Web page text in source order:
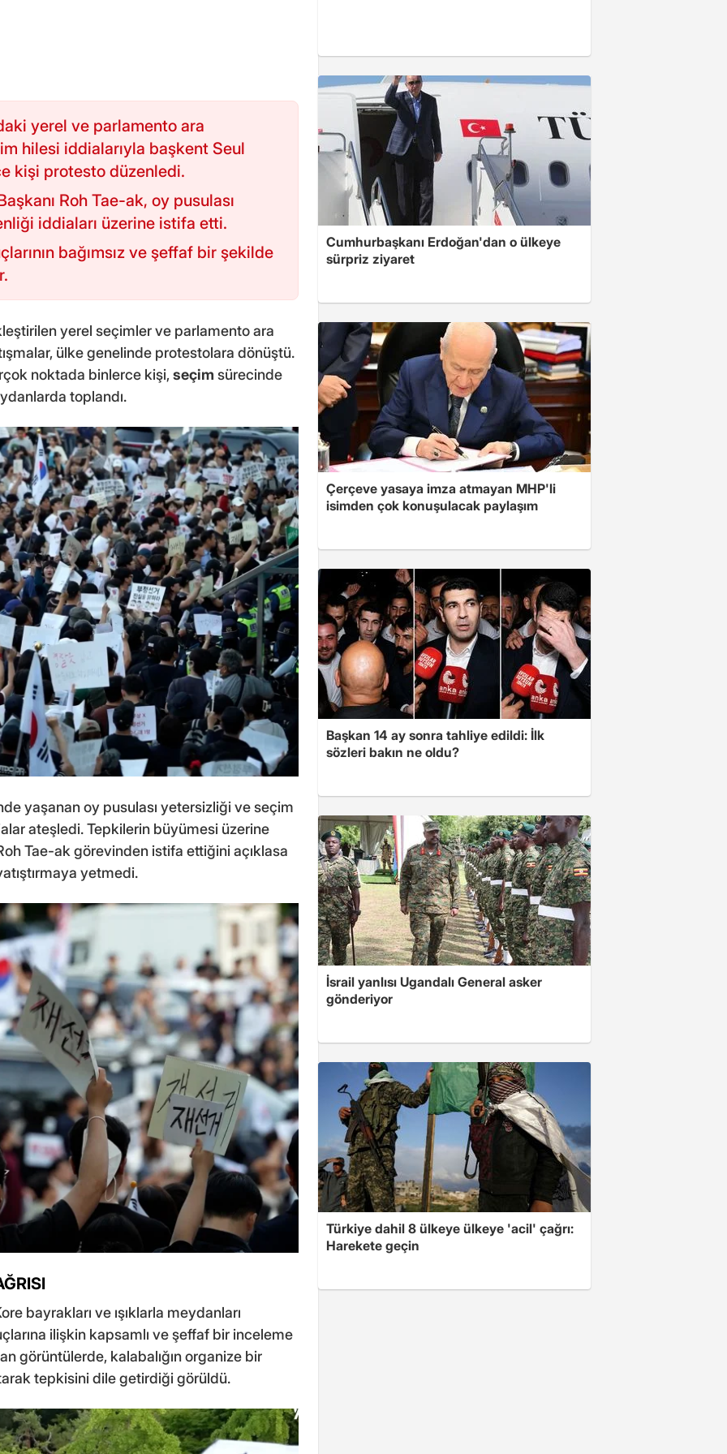
yerel ve parlamento ara
hilesi iddialarıyla başkent Seul
kişi protesto düzenledi.
Roh Tae-ak, oy pusulası
iddiaları üzerine istifa etti.
bağımsız ve şeffaf bir şekilde
yerel seçimler ve parlamento ara
ülke genelinde protestolara dönüştü.
noktada binlerce kişi,seçim sürecinde
toplandı.
yaşanan oy pusulası yetersizliği ve seçim
ateşledi. Tepkilerin büyümesi üzerine
Tae-ak görevinden istifa ettiğini açıklasa
yetmedi.
bayrakları ve ışıklarla meydanları
ilişkin kapsamlı ve şeffaf bir inceleme
görüntülerde, kalabalığın organize bir
tepkisini dile getirdiği görüldü.
Cumhurbaşkanı Erdoğan'dan o ülkeye
sürpriz ziyaret
Çerçeve yasaya imza atmayan MHP'li
isimden çok konuşulacak paylaşım
Başkan 14 ay sonra tahliye edildi: İlk
sözleri bakın ne oldu?
İsrail yanlısı Ugandalı General asker
gönderiyor
Türkiye dahil 8 ülkeye ülkeye 'acil' çağrı:
Harekete geçin